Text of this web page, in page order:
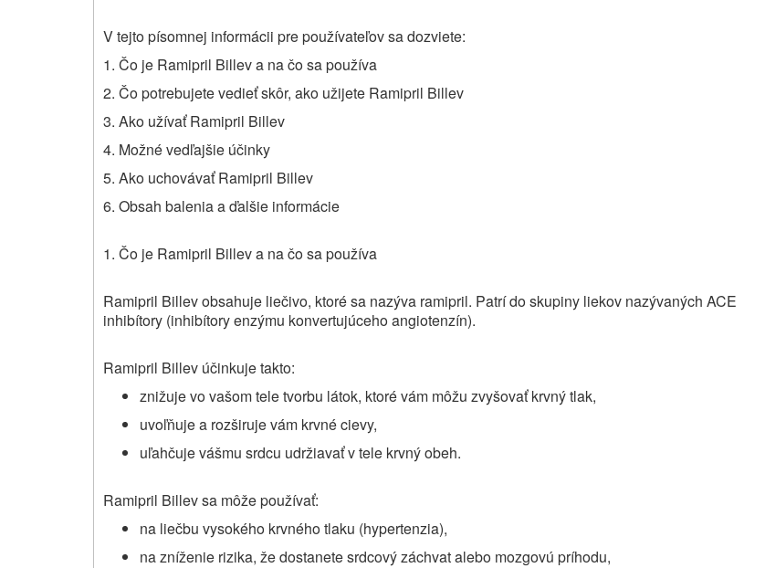
V tejto písomnej informácii pre používateľov sa dozviete:
1. Čo je Ramipril Billev a na čo sa používa
2. Čo potrebujete vedieť skôr, ako užijete Ramipril Billev
3. Ako užívať Ramipril Billev
4. Možné vedľajšie účinky
5. Ako uchovávať Ramipril Billev
6. Obsah balenia a ďalšie informácie
1. Čo je Ramipril Billev a na čo sa používa
Ramipril Billev obsahuje liečivo, ktoré sa nazýva ramipril. Patrí do skupiny liekov nazývaných ACE
inhibítory (inhibítory enzýmu konvertujúceho angiotenzín).
Ramipril Billev účinkuje takto:
znižuje vo vašom tele tvorbu látok, ktoré vám môžu zvyšovať krvný tlak,
uvoľňuje a rozširuje vám krvné cievy,
uľahčuje vášmu srdcu udržiavať v tele krvný obeh.
Ramipril Billev sa môže používať:
na liečbu vysokého krvného tlaku (hypertenzia),
na zníženie rizika, že dostanete srdcový záchvat alebo mozgovú príhodu,